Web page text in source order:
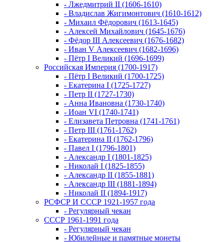
- Лжедмитрий II (1606-1610)
- Владислав Жигимонтович (1610-1612)
- Михаил Фёдорович (1613-1645)
- Алексей Михайлович (1645-1676)
- Фёдор III Алексеевич (1676-1682)
- Иван V Алексеевич (1682-1696)
- Пётр I Великий (1696-1699)
Российская Империя (1700-1917)
- Пётр I Великий (1700-1725)
- Екатерина I (1725-1727)
- Петр II (1727-1730)
- Анна Ивановна (1730-1740)
- Иоан VI (1740-1741)
- Елизавета Петровна (1741-1761)
- Петр III (1761-1762)
- Екатерина II (1762-1796)
- Павел I (1796-1801)
- Александр I (1801-1825)
- Николай I (1825-1855)
- Александр II (1855-1881)
- Александр III (1881-1894)
- Николай II (1894-1917)
РСФСР И СССР 1921-1957 года
- Регулярный чекан
СССР 1961-1991 года
- Регулярный чекан
- Юбилейные и памятные монеты